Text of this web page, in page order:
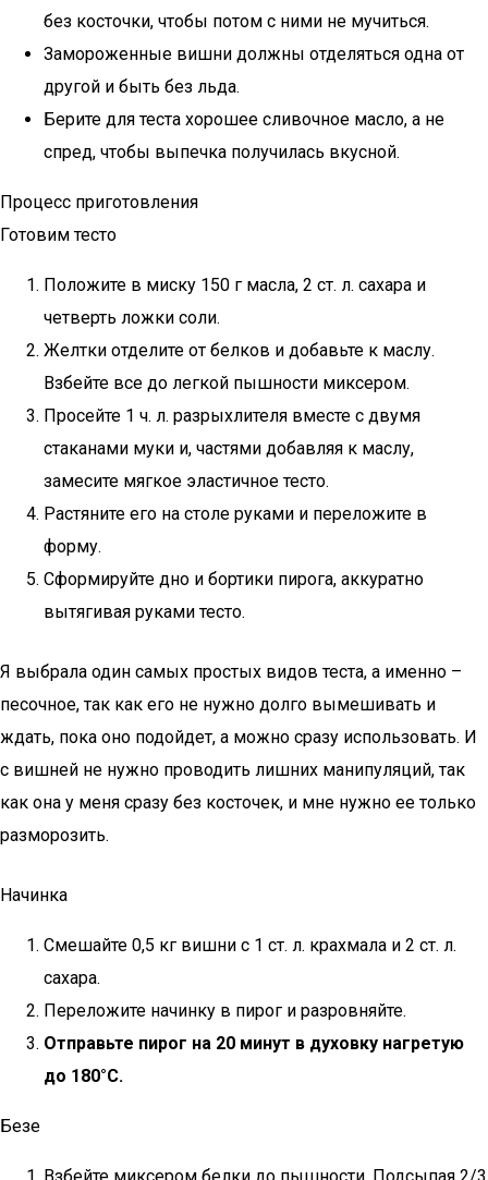
без косточки, чтобы потом с ними не мучиться.
Замороженные вишни должны отделяться одна от
другой и быть без льда.
Берите для теста хорошее сливочное масло, а не
спред, чтобы выпечка получилась вкусной.
Процесс приготовления
Готовим тесто
Положите в миску 150 г масла, 2 ст. л. сахара и
четверть ложки соли.
Желтки отделите от белков и добавьте к маслу.
Взбейте все до легкой пышности миксером.
Просейте 1 ч. л. разрыхлителя вместе с двумя
стаканами муки и, частями добавляя к маслу,
замесите мягкое эластичное тесто.
Растяните его на столе руками и переложите в
форму.
Сформируйте дно и бортики пирога, аккуратно
вытягивая руками тесто.
Я выбрала один самых простых видов теста, а именно –
песочное, так как его не нужно долго вымешивать и
ждать, пока оно подойдет, а можно сразу использовать. И
с вишней не нужно проводить лишних манипуляций, так
как она у меня сразу без косточек, и мне нужно ее только
разморозить.
Начинка
Смешайте 0,5 кг вишни с 1 ст. л. крахмала и 2 ст. л.
сахара.
Переложите начинку в пирог и разровняйте.
Отправьте пирог на 20 минут в духовку нагретую
до 180°С.
Безе